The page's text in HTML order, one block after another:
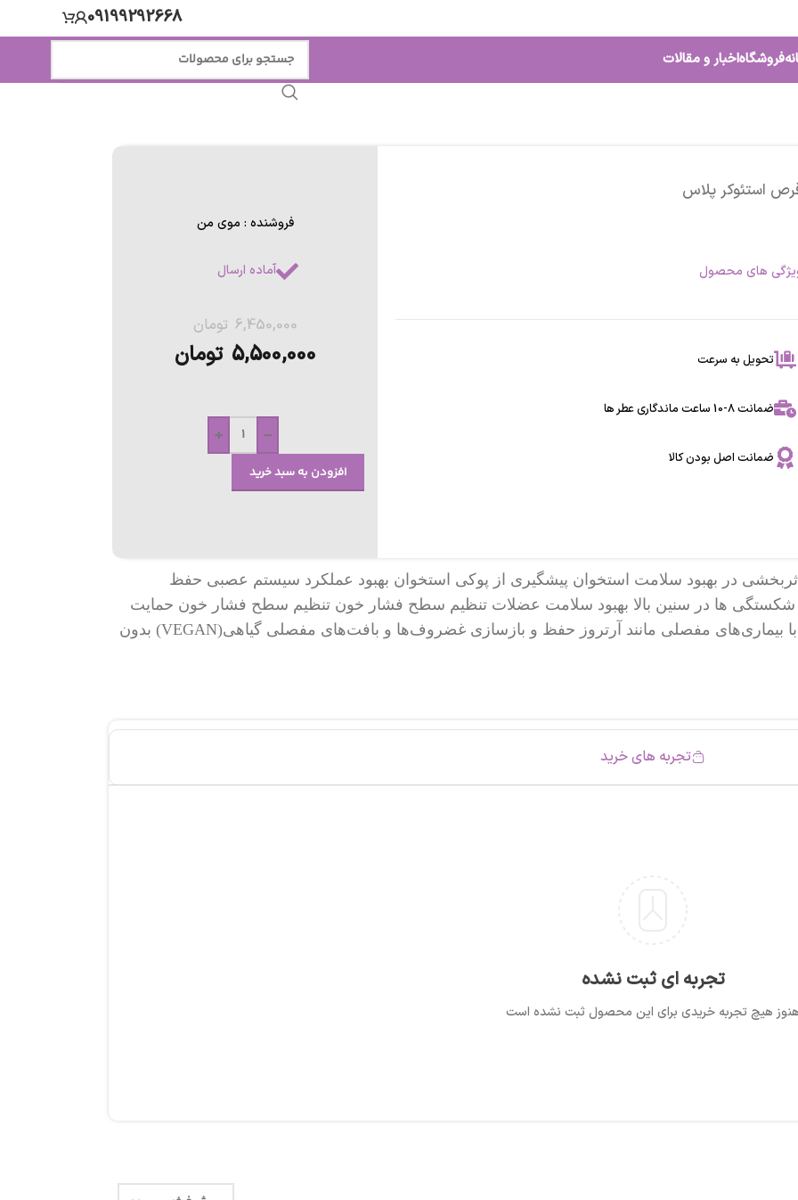
09199292668
فروشگاهاخبار و مقالات
استئوکر پلاس
های محصول
تحویل به سرعت
ضمانت 8-10 ساعت ماندگاری عطر ها
ضمانت اصل بودن کالا
فروشنده : موی من
آماده ارسال
6,450,000 تومان
5,500,000 تومان
-
+
افزودن به سبد خرید
در بهبود سلامت استخوان پیشگیری از پوکی استخوان بهبود عملکرد سیستم عصبی حفظ
ها در سنین بالا بهبود سلامت عضلات تنظیم سطح فشار خون تنظیم سطح فشار خون حمایت
از سلامت غضروف‌ها تولید کلاژن کاهش ناراحتی‌های مرتبط با بیماری‌های مفصلی مانند آرتروز حفظ و بازسازی غضروف‌ها و بافت‌های مفصلی گیاهی(VEGAN) بدون
تجربه های خرید
تجربه ای ثبت نشده
هیچ تجربه خریدی برای این محصول ثبت نشده است